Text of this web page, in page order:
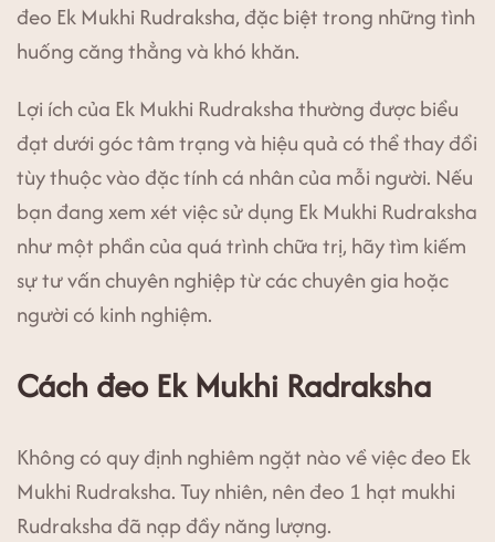
đeo Ek Mukhi Rudraksha, đặc biệt trong những tình
huống căng thẳng và khó khăn.
Lợi ích của Ek Mukhi Rudraksha thường được biểu
đạt dưới góc tâm trạng và hiệu quả có thể thay đổi
tùy thuộc vào đặc tính cá nhân của mỗi người. Nếu
bạn đang xem xét việc sử dụng Ek Mukhi Rudraksha
như một phần của quá trình chữa trị, hãy tìm kiếm
sự tư vấn chuyên nghiệp từ các chuyên gia hoặc
người có kinh nghiệm.
Cách đeo Ek Mukhi Radraksha
Không có quy định nghiêm ngặt nào về việc đeo Ek
Mukhi Rudraksha. Tuy nhiên, nên đeo 1 hạt mukhi
Rudraksha đã nạp đầy năng lượng.